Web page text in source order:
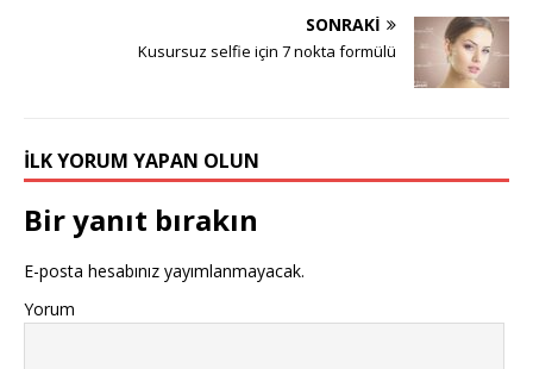
SONRAKI
Kusursuz selfie için 7 nokta formülü
İLK YORUM YAPAN OLUN
Bir yanıt bırakın
E-posta hesabınız yayımlanmayacak.
Yorum